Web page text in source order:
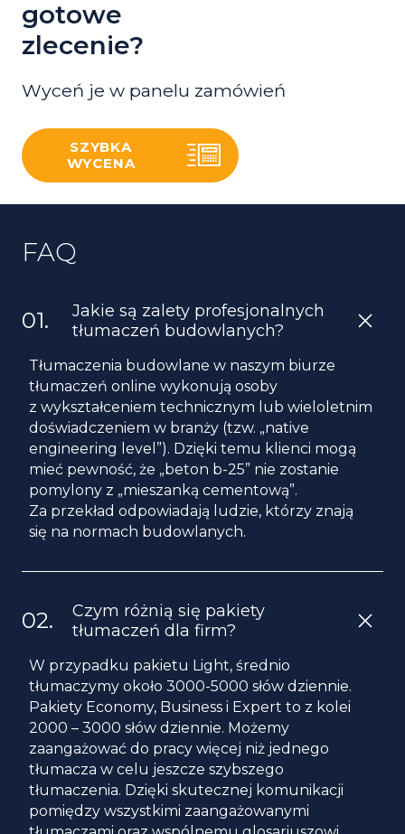
gotowe
zlecenie?
Wyceń je w panelu zamówień
SZYBKA
WYCENA
FAQ
Jakie są zalety profesjonalnych
tłumaczeń budowlanych?
Tłumaczenia budowlane w naszym biurze
tłumaczeń online wykonują osoby
z wykształceniem technicznym lub wieloletnim
doświadczeniem w branży (tzw. „native
engineering level”). Dzięki temu klienci mogą
mieć pewność, że „beton b-25” nie zostanie
pomylony z „mieszanką cementową”.
Za przekład odpowiadają ludzie, którzy znają
się na normach budowlanych.
Czym różnią się pakiety
tłumaczeń dla firm?
W przypadku pakietu Light, średnio
tłumaczymy około 3000-5000 słów dziennie.
Pakiety Economy, Business i Expert to z kolei
2000 – 3000 słów dziennie. Możemy
zaangażować do pracy więcej niż jednego
tłumacza w celu jeszcze szybszego
tłumaczenia. Dzięki skutecznej komunikacji
pomiędzy wszystkimi zaangażowanymi